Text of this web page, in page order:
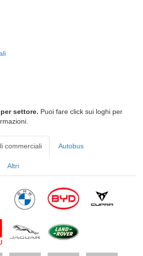
settore. Puoi fare click sui loghi per
commerciali Autobus
Altri